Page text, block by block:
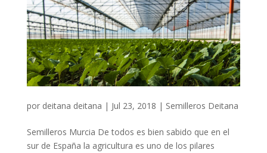
por deitana deitana | Jul 23, 2018 | Semilleros Deitana
Semilleros Murcia De todos es bien sabido que en el
sur de España la agricultura es uno de los pilares